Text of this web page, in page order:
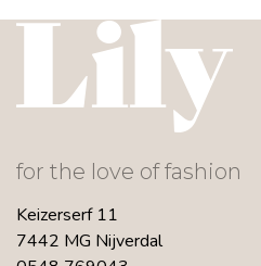
for the love of fashion
Keizerserf 11
7442 MG Nijverdal